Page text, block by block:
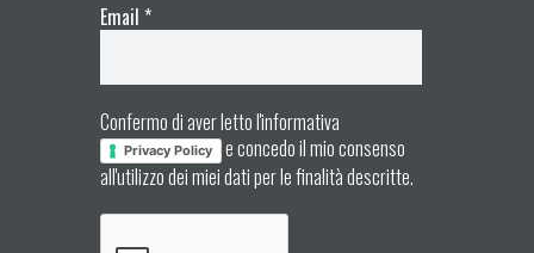
Email *
Confermo di aver letto l'informativa
Privacy Policy
e concedo il mio consenso
all'utilizzo dei miei dati per le finalità descritte.